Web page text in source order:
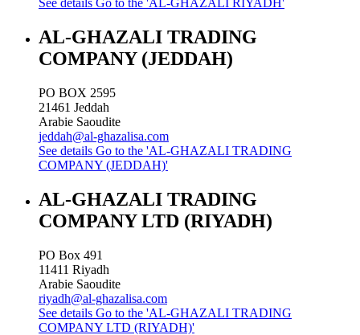
See details Go to the 'AL-GHAZALI RIYADH'
AL-GHAZALI TRADING
COMPANY (JEDDAH)
PO BOX 2595
21461 Jeddah
Arabie Saoudite
jeddah@al-ghazalisa.com
See details Go to the 'AL-GHAZALI TRADING
COMPANY (JEDDAH)'
AL-GHAZALI TRADING
COMPANY LTD (RIYADH)
PO Box 491
11411 Riyadh
Arabie Saoudite
riyadh@al-ghazalisa.com
See details Go to the 'AL-GHAZALI TRADING
COMPANY LTD (RIYADH)'